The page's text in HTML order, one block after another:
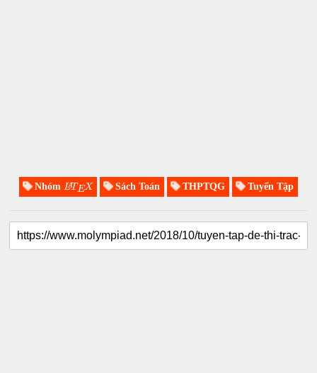
Nhóm LATEX Sách Toán THPTQG Tuyển Tập